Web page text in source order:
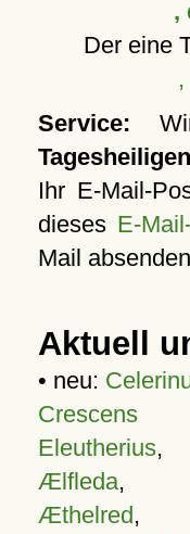
,
Der eine
Service:
Tagesheiligen
Ihr E-Mail-
dieses E-
Mail
Aktuell
• neu:
Crescens
Eleutherius,
Ælfleda,
Æthelred,